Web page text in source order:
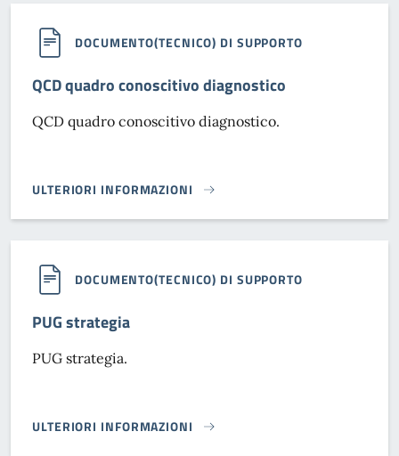
DOCUMENTO(TECNICO) DI SUPPORTO
QCD quadro conoscitivo diagnostico
QCD quadro conoscitivo diagnostico.
ULTERIORI INFORMAZIONI
QCD QUADRO CONOSCITIVO DIAGNOSTICO}
DOCUMENTO(TECNICO) DI SUPPORTO
PUG strategia
PUG strategia.
ULTERIORI INFORMAZIONI
PUG STRATEGIA}